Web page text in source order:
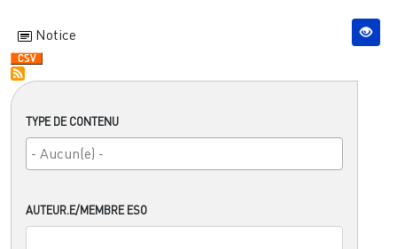
TYPE DE CONTENU
AUTEUR.E/MEMBRE ESO
Notice